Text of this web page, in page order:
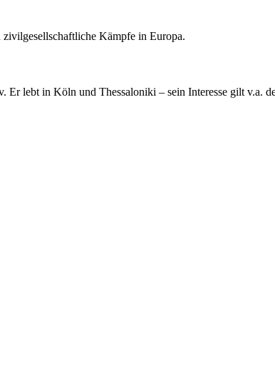
Kämpfe in Europa.
Er lebt in Köln und Thessaloniki – sein Interesse gilt v.a.